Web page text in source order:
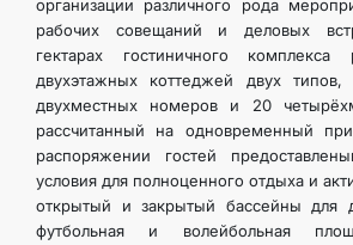
КОНТАКТНЫЕ
организации различного рода
рабочих совещаний и деловых
гектарах гостиничного
двухэтажных коттеджей двух
двухместных номеров и 20
рассчитанный на одновременный
распоряжении гостей
условия для полноценного отдыха и
открытый и закрытый бассейны для
футбольная и волейбольная